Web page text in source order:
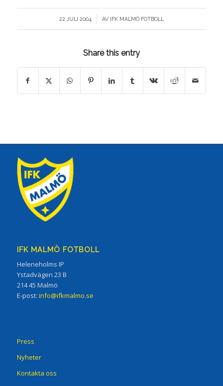
22 JULI 2004
/ AV IFK MALMÖ FOTBOLL
Share this entry
IFK MALMÖ FOTBOLL
Heleneholms IP
Ystadvägen 23 B
214 45 Malmö
E-post: info@ifkmalmo.se
Press
Nyheter
Kontakta oss